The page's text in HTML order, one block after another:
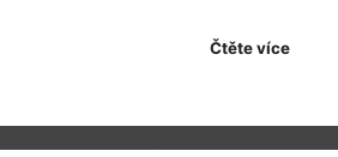
Čtěte více